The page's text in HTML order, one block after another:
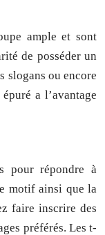
ample et sont
de posséder un
slogans ou encore
a l’avantage
pour répondre à
motif ainsi que la
faire inscrire des
préférés. Les t-